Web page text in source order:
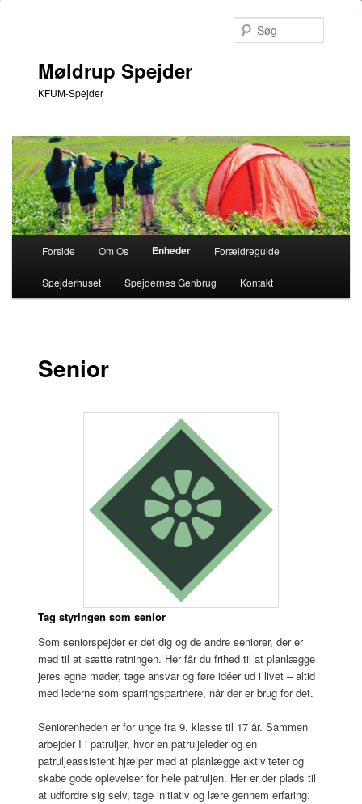
Møldrup Spejder
KFUM-Spejder
Fortsæt
til
indhold
Forside Om Os Enheder Forældreguide
Spejderhuset Spejdernes Genbrug Kontakt
Senior
Tag styringen som senior
Som seniorspejder er det dig og de andre seniorer, der er
med til at sætte retningen. Her får du frihed til at planlægge
jeres egne møder, tage ansvar og føre idéer ud i livet – altid
med lederne som sparringspartnere, når der er brug for det.
Seniorenheden er for unge fra 9. klasse til 17 år. Sammen
arbejder I i patruljer, hvor en patruljeleder og en
patruljeassistent hjælper med at planlægge aktiviteter og
skabe gode oplevelser for hele patruljen. Her er der plads til
at udfordre sig selv, tage initiativ og lære gennem erfaring.